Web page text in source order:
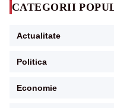
CATEGORII
Actualitate
Politica
Economie